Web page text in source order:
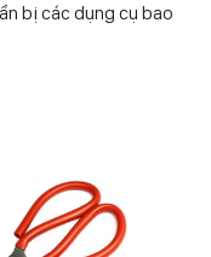
bị các dụng cụ bao